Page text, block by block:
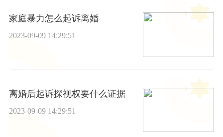
家庭暴力怎么起诉离婚
2023-09-09 14:29:51
离婚后起诉探视权要什么证据
2023-09-09 14:29:51